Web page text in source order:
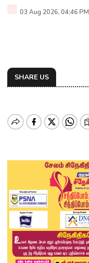
03 Aug 2026, 04:46 PM
SHARE US